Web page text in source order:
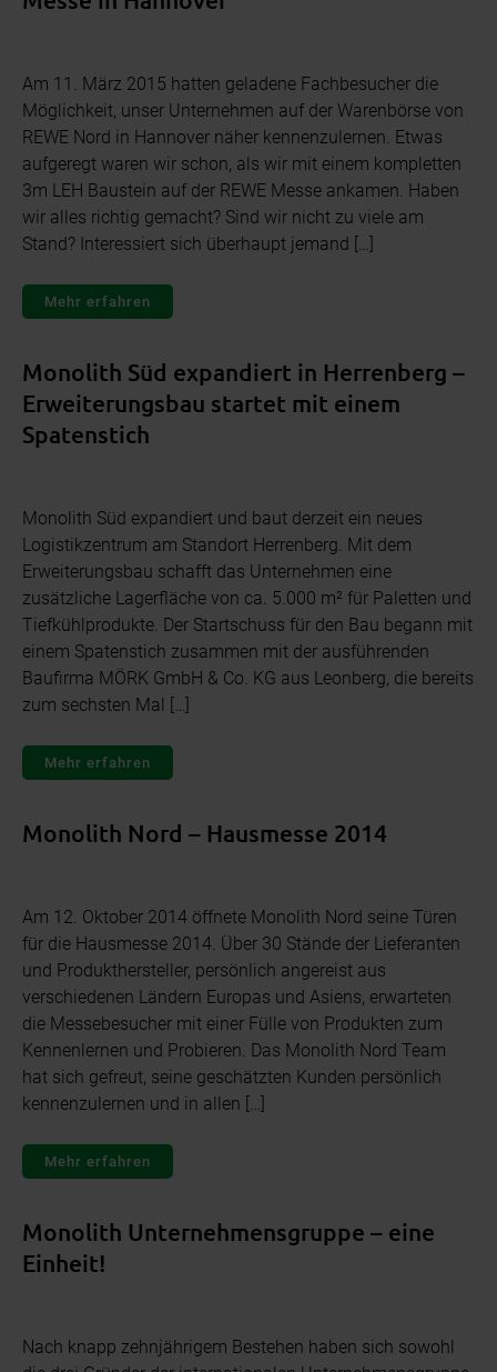
Am 11. März 2015 hatten geladene Fachbesucher die
Möglichkeit, unser Unternehmen auf der Warenbörse von
REWE Nord in Hannover näher kennenzulernen. Etwas
aufgeregt waren wir schon, als wir mit einem kompletten
3m LEH Baustein auf der REWE Messe ankamen. Haben
wir alles richtig gemacht? Sind wir nicht zu viele am
Stand? Interessiert sich überhaupt jemand […]
Mehr erfahren
Monolith Süd expandiert in Herrenberg –
Erweiterungsbau startet mit einem
Spatenstich
Monolith Süd expandiert und baut derzeit ein neues
Logistikzentrum am Standort Herrenberg. Mit dem
Erweiterungsbau schafft das Unternehmen eine
zusätzliche Lagerfläche von ca. 5.000 m² für Paletten und
Tiefkühlprodukte. Der Startschuss für den Bau begann mit
einem Spatenstich zusammen mit der ausführenden
Baufirma MÖRK GmbH & Co. KG aus Leonberg, die bereits
zum sechsten Mal […]
Mehr erfahren
Monolith Nord – Hausmesse 2014
Am 12. Oktober 2014 öffnete Monolith Nord seine Türen
für die Hausmesse 2014. Über 30 Stände der Lieferanten
und Produkthersteller, persönlich angereist aus
verschiedenen Ländern Europas und Asiens, erwarteten
die Messebesucher mit einer Fülle von Produkten zum
Kennenlernen und Probieren. Das Monolith Nord Team
hat sich gefreut, seine geschätzten Kunden persönlich
kennenzulernen und in allen […]
Mehr erfahren
Monolith Unternehmensgruppe – eine
Einheit!
Nach knapp zehnjährigem Bestehen haben sich sowohl